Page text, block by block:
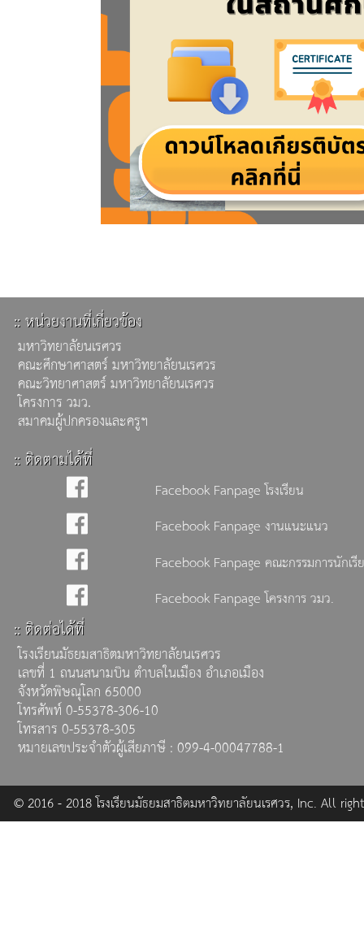
:: หน่วยงานที่เกี่ยวข้อง
มหาวิทยาลัยนเรศวร
คณะศึกษาศาสตร์ มหาวิทยาลัยนเรศวร
คณะวิทยาศาสตร์ มหาวิทยาลัยนเรศวร
โครงการ วมว.
สมาคมผู้ปกครองและครูฯ
:: ติดตามได้ที่
Facebook Fanpage โรงเรียน
Facebook Fanpage งานแนะแนว
Facebook Fanpage คณะกรรมการนักเรี
Facebook Fanpage โครงการ วมว.
:: ติดต่อได้ที่
โรงเรียนมัธยมสาธิตมหาวิทยาลัยนเรศวร
เลขที่ 1 ถนนสนามบิน ตำบลในเมือง อำเภอเมือง
จังหวัดพิษณุโลก 65000
โทรศัพท์ 0-55378-306-10
โทรสาร 0-55378-305
หมายเลขประจำตัวผู้เสียภาษี : 099-4-00047788-1
© 2016 - 2018 โรงเรียนมัธยมสาธิตมหาวิทยาลัยนเรศวร, Inc. All